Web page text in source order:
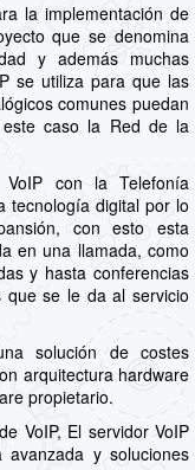
la implementación de
que se denomina
y además muchas
se utiliza para que las
comunes puedan
caso la Red de la
con la Telefonía
tecnología digital por lo
con esto esta
en una llamada, como
y hasta conferencias
que se le da al servicio
solución de costes
arquitectura hardware
propietario.
VoIP, El servidor VoIP
y soluciones